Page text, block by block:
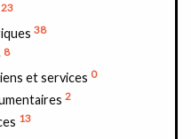
23
38
8
et services 0
2
13